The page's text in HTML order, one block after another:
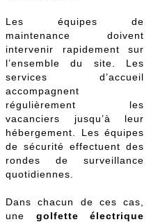
Les équipes de
maintenance doivent
intervenir rapidement sur
l’ensemble du site. Les
services d’accueil
accompagnent
régulièrement les
vacanciers jusqu’à leur
hébergement. Les équipes
de sécurité effectuent des
rondes de surveillance
quotidiennes.
Dans chacun de ces cas,
une golfette électrique